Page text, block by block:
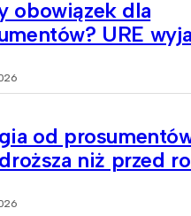
obowiązek dla
URE
od
niż przed